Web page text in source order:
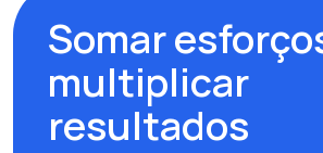
Somar
multiplicar
resultados